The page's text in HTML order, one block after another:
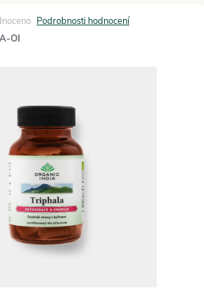
Podrobnosti hodnocení
OI